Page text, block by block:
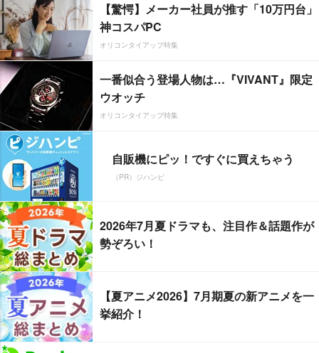
【驚愕】メーカー社員が推す「10万円台」
神コスパPC
オリコンタイアップ特集
一番似合う登場人物は…『VIVANT』限定
ウオッチ
オリコンタイアップ特集
自販機にピッ！ですぐに買えちゃう
（PR）ジハンピ
2026年7月夏ドラマも、注目作＆話題作が
勢ぞろい！
【夏アニメ2026】7月期夏の新アニメを一
挙紹介！